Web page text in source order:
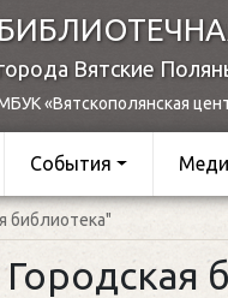
Вятские
«Вятскополянская
События
библиотека"
Городская